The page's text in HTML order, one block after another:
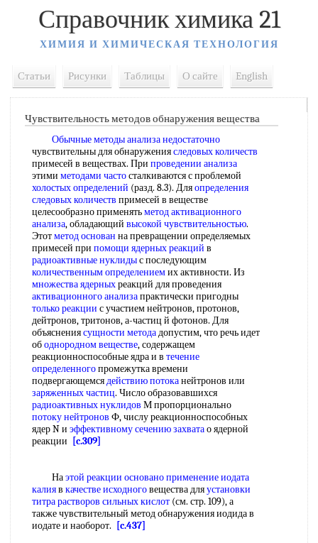
Справочник химика 21
ХИМИЯ И ХИМИЧЕСКАЯ ТЕХНОЛОГИЯ
Статьи Рисунки Таблицы О сайте English
Чувствительность методов обнаружения вещества
Обычные методыанализа недостаточно
чувствительны для обнаруженияследовых количеств
примесей в веществах. При проведении анализа
этими методами частосталкиваются с проблемой
холостых определений (разд. 8.3). Дляопределения
следовых количеств примесей в веществе
целесообразно применятьметод активационного
анализа, обладающий высокой чувствительностью.
Этотметод основан на превращении определяемых
примесей при помощи ядерных реакций в
радиоактивные нуклидыс последующим
количественным определениемих активности. Из
множества ядерныхреакций для проведения
активационного анализапрактически пригодны
только реакции с участием нейтронов, протонов,
дейтронов, тритонов, а-частиц й фотонов. Для
объяснениясущности методадопустим, что речь идет
ободнородном веществе, содержащем
реакционноспособные ядра и в течение
определенногопромежутка времени
подвергающемсядействию потоканейтронов или
заряженных частиц. Число образовавшихся
радиоактивных нуклидов М пропорционально
потоку нейтронов Ф, числу реакционноспособных
ядер N и эффективному сечению захватао ядерной
реакции
[c.309]
Наэтой реакции основано применениеиодата
калияв качестве исходноговещества дляустановки
титра растворов сильных кислот (см. стр. 109), а
также чувствительный метод обнаружения иодида в
иодате и наоборот.
[c.437]